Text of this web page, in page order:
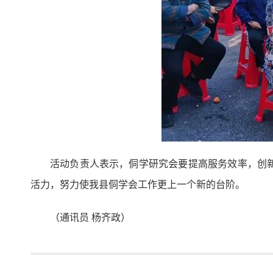
活动负责人表示，侗学研究会要提高服务效率，
活力，努力使我县侗学会工作更上一个新的台阶。
（通讯员 杨齐政）